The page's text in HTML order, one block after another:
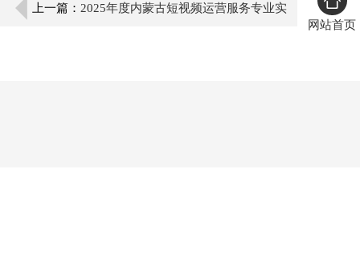
上一篇： 2025年度内蒙古短视频运营服务专业实
网站首页